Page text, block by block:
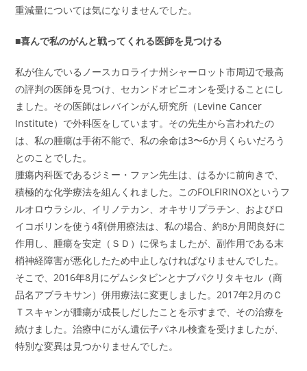
重減量については気になりませんでした。
■喜んで私のがんと戦ってくれる医師を見つける
私が住んでいるノースカロライナ州シャーロット市周辺で最高
の評判の医師を見つけ、セカンドオピニオンを受けることにし
ました。その医師はレバインがん研究所（Levine Cancer
Institute）で外科医をしています。その先生から言われたの
は、私の腫瘍は手術不能で、私の余命は3〜6か月くらいだろう
とのことでした。
腫瘍内科医であるジミー・ファン先生は、はるかに前向きで、
積極的な化学療法を組んくれました。このFOLFIRINOXというフ
ルオロウラシル、イリノテカン、オキサリプラチン、およびロ
イコボリンを使う4剤併用療法は、私の場合、約8か月間良好に
作用し、腫瘍を安定（ＳＤ）に保ちましたが、副作用である末
梢神経障害が悪化したため中止しなければなりませんでした。
そこで、2016年8月にゲムシタビンとナブパクリタキセル（商
品名アブラキサン）併用療法に変更しました。2017年2月のＣ
Ｔスキャンが腫瘍が成長しだしたことを示すまで、その治療を
続けました。治療中にがん遺伝子パネル検査を受けましたが、
特別な変異は見つかりませんでした。